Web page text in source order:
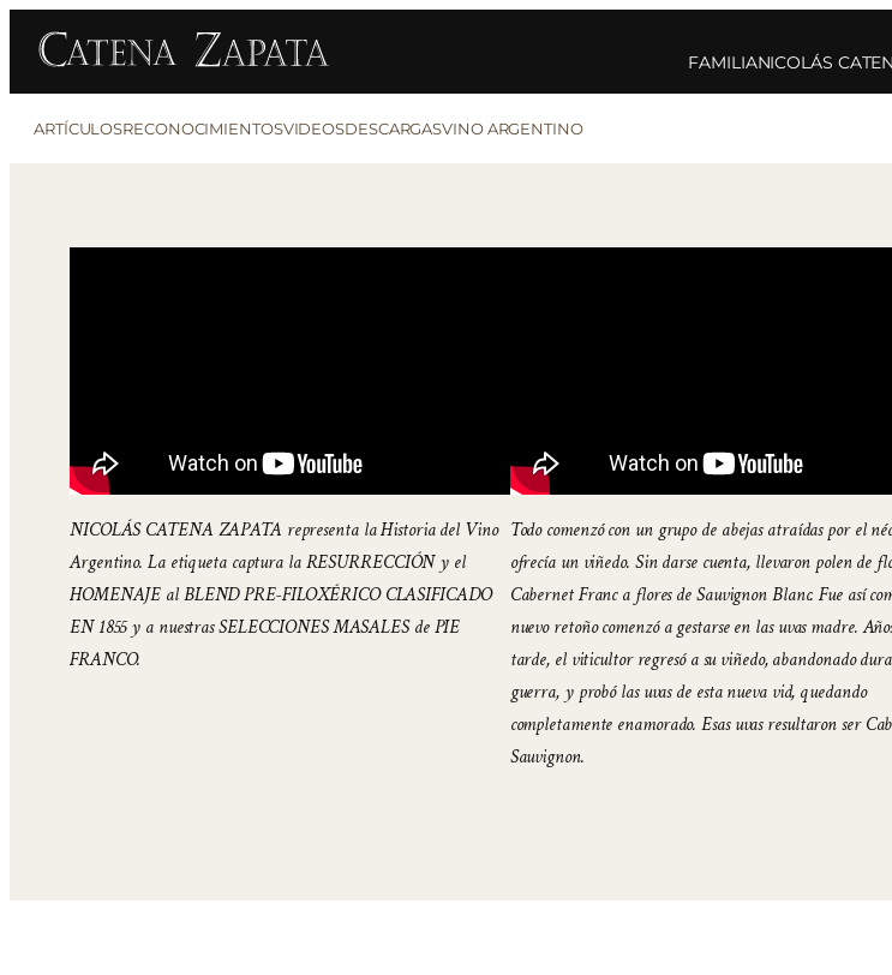
FAMILIANICOLÁS
ARTÍCULOSRECONOCIMIENTOSVIDEOSDESCARGASVINO ARGENTINO
NICOLÁS CATENA ZAPATA representa la Historia del Vino
Argentino. La etiqueta captura la RESURRECCIÓN y el
HOMENAJE al BLEND PRE-FILOXÉRICO CLASIFICADO
EN 1855 y a nuestras SELECCIONES MASALES de PIE
FRANCO.
Todo comenzó con un grupo de abejas atraídas por el
ofrecía un viñedo. Sin darse cuenta, llevaron polen de
Cabernet Franc a flores de Sauvignon Blanc. Fue así
nuevo retoño comenzó a gestarse en las uvas madre.
tarde, el viticultor regresó a su viñedo, abandonado
guerra, y probó las uvas de esta nueva vid, quedando
completamente enamorado. Esas uvas resultaron ser
Sauvignon.